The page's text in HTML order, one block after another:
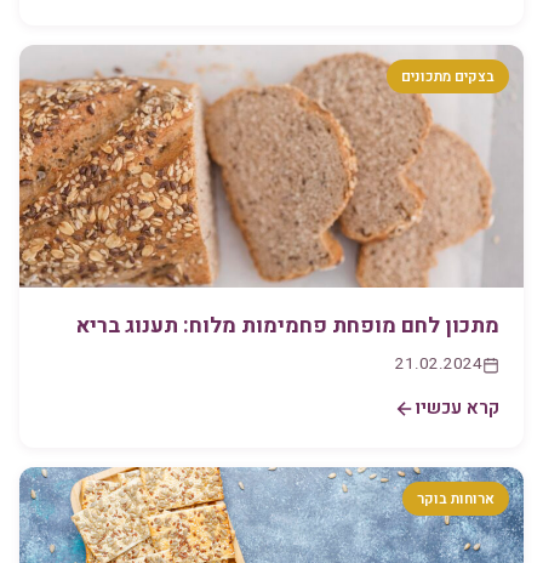
בצקים מתכונים
מתכון לחם מופחת פחמימות מלוח: תענוג בריא
21.02.2024
קרא עכשיו
ארוחות בוקר